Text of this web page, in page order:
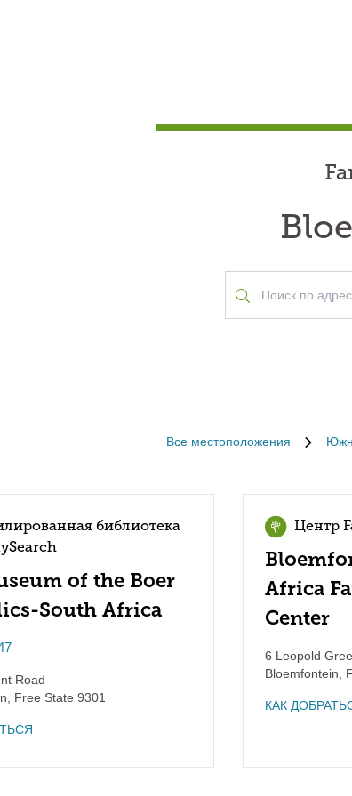
Все местоположения
библиотека
of the Boer
South Africa
Road
Free State 9301
Центр
Africa
Center
6 Leopold
Bloemfontein
КАК